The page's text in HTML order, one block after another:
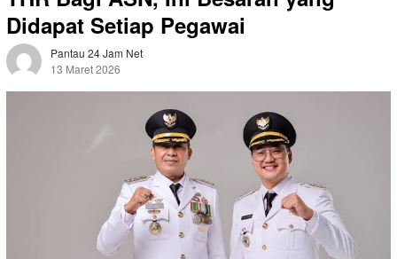
Didapat Setiap Pegawai
Pantau 24 Jam Net
13 Maret 2026